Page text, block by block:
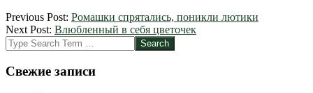
2012-
04-
03
Previous Post: Ромашки спрятались, поникли лютики
Next Post: Влюбленный в себя цветочек
Search
Свежие записи